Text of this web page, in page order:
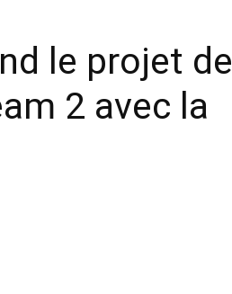
News
le projet de
2 avec la